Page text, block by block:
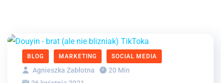
BLOG MARKETING SOCIAL MEDIA
Agnieszka Zabłotna
20 Min